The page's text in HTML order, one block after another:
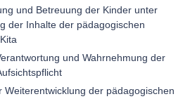
und Betreuung der Kinder unter
der Inhalte der pädagogischen
und Wahrnehmung der
Weiterentwicklung der pädagogischen